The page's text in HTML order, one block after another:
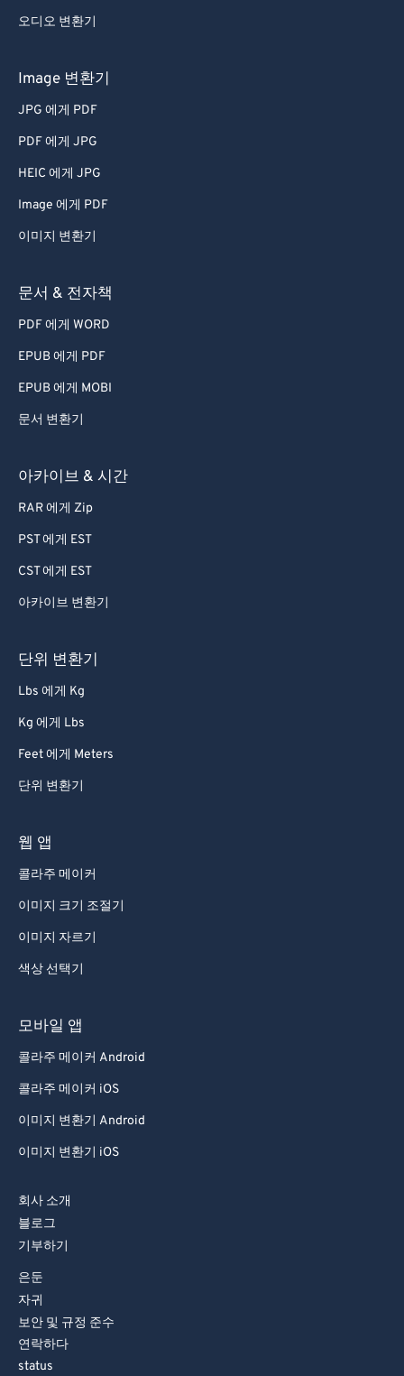
오디오 변환기
Image 변환기
JPG 에게 PDF
PDF 에게 JPG
HEIC 에게 JPG
Image 에게 PDF
이미지 변환기
문서 & 전자책
PDF 에게 WORD
EPUB 에게 PDF
EPUB 에게 MOBI
문서 변환기
아카이브 & 시간
RAR 에게 Zip
PST 에게 EST
CST 에게 EST
아카이브 변환기
단위 변환기
Lbs 에게 Kg
Kg 에게 Lbs
Feet 에게 Meters
단위 변환기
웹 앱
콜라주 메이커
이미지 크기 조절기
이미지 자르기
색상 선택기
모바일 앱
콜라주 메이커 Android
콜라주 메이커 iOS
이미지 변환기 Android
이미지 변환기 iOS
회사 소개
블로그
기부하기
은둔
자귀
보안 및 규정 준수
연락하다
status